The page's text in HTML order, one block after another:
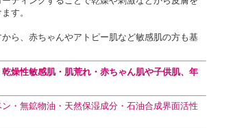
す。
ら、赤ちゃんやアトピー肌など敏感肌の方も基
燥性敏感肌・肌荒れ・赤ちゃん肌や子供肌、年
・無鉱物油・天然保湿成分・石油合成界面活性